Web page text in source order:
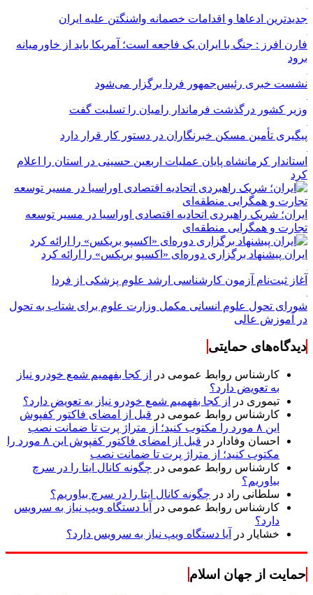
جدیدترین ادعاها و اقدامات خصمانه واشنگتن علیه ایران
فارن افرز : جنگ با ایران یک فاجعه است؛ آمریکا باید از خاورمیانه
برود
نشست خبری رئیس‌جمهور فردا برگزار می‌شود
وزیر کشور درگذشت فرماندار رامیان را تسلیت گفت
پیگیری تأمین مسکن خبرنگاران در دستور کار قرار دارد
استاندار کرمانشاه پایان عملیات اربعین حسینی در استان را اعلام
کرد
ایران؛ شریک راهبردی اتحادیه اقتصادی اوراسیا در مسیر توسعه
تجارت و همگرایی منطقه‌ای
ایران پیشنهاد برگزاری دوره‌ای «اکسپو بریکس» را ارائه کرد
آغاز ثبت‌نام‌ آزمون کارشناسی ارشد علوم پزشکی از فردا
شورای تحول علوم انسانی مکمل وزارت علوم برای شتاب به تحول
در آموزش عالی
دیدگاه‌های حمایتی
کارشناس روابط عمومی در
از کجا بفهمیم شمع خودرو نیاز
به تعویض دارد؟
تیموری در
از کجا بفهمیم شمع خودرو نیاز به تعویض دارد؟
کارشناس روابط عمومی در قبل از امضای فاکتور کفپوش
این ۸ مورد را مکتوب کنید؛ از متراژ پرت تا ضمانت نصب
احسان وفادار در
قبل از امضای فاکتور کفپوش این ۸ مورد را
مکتوب کنید؛ از متراژ پرت تا ضمانت نصب
کارشناس روابط عمومی در چگونه کانال ایتا را در سرچ
بیاوریم؟
سلطانی راد در چگونه کانال ایتا را در سرچ بیاوریم؟
کارشناس روابط عمومی در
آیا دستگاه ویپ نیاز به سرویس
دارد؟
خشایار در آیا دستگاه ویپ نیاز به سرویس دارد؟
حمایت از جهان اسلام